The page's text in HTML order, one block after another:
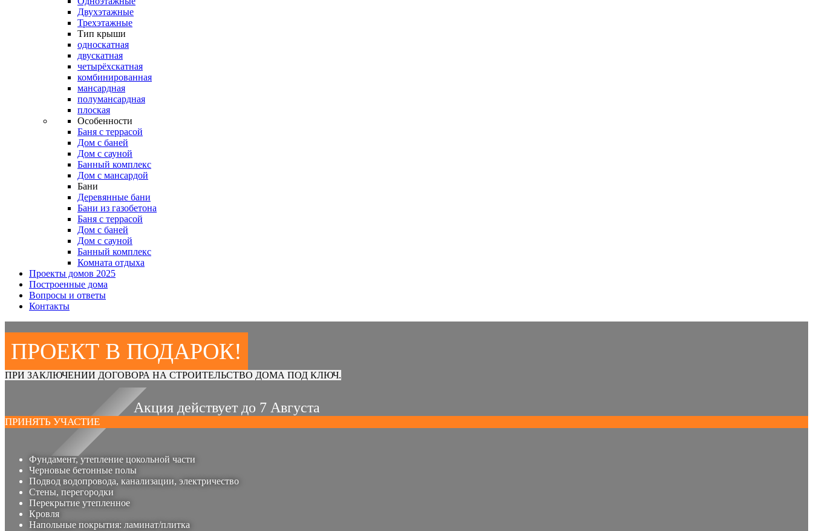
Двухэтажные
Трехэтажные
Тип крыши
односкатная
двускатная
четырёхскатная
комбинированная
мансардная
полумансардная
плоская
Особенности
Баня с террасой
Дом с баней
Дом с сауной
Банный комплекс
Дом с мансардой
Бани
Деревянные бани
Бани из газобетона
Баня с террасой
Дом с баней
Дом с сауной
Банный комплекс
Комната отдыха
Проекты домов 2025
Построенные дома
Вопросы и ответы
Контакты
ПРОЕКТ В ПОДАРОК!
ПРИ ЗАКЛЮЧЕНИИ ДОГОВОРА НА СТРОИТЕЛЬСТВО ДОМА ПОД КЛЮЧ.
Акция действует до 7 Августа
ПРИНЯТЬ УЧАСТИЕ
Фундамент, утепление цокольной части
Черновые бетонные полы
Подвод водопровода, канализации, электричество
Стены, перегородки
Перекрытие утепленное
Кровля
Напольные покрытия: ламинат/плитка